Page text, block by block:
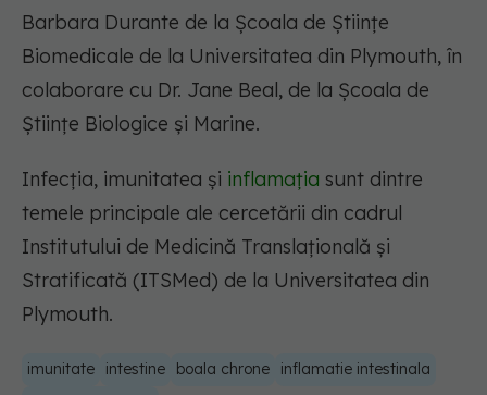
Barbara Durante de la Școala de Științe
Biomedicale de la Universitatea din Plymouth, în
colaborare cu Dr. Jane Beal, de la Școala de
Științe Biologice și Marine.
Infecția, imunitatea și inflamația sunt dintre
temele principale ale cercetării din cadrul
Institutului de Medicină Translațională și
Stratificată (ITSMed) de la Universitatea din
Plymouth.
imunitate intestine boala chrone
inflamatie intestinala